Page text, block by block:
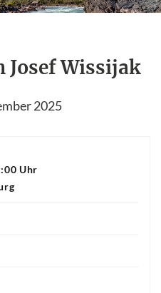
Wissijak
2025
Uhr